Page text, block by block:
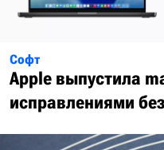
Софт
Apple выпустила
исправлениями